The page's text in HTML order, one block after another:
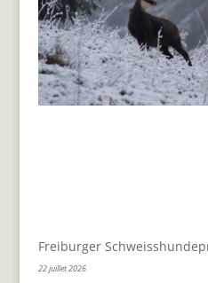
Freiburger
22 juillet 2026